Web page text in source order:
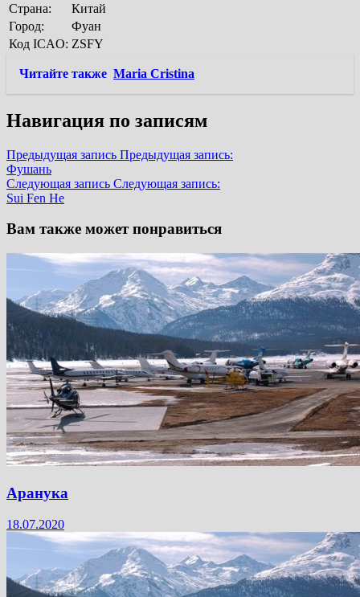
Страна:
Китай
Город:
Фуан
Код ICAO: ZSFY
Читайте также Maria Cristina
Навигация по записям
Предыдущая запись Предыдущая запись:
Фушань
Следующая запись Следующая запись:
Sui Fen He
Вам также может понравиться
Аранука
18.07.2020